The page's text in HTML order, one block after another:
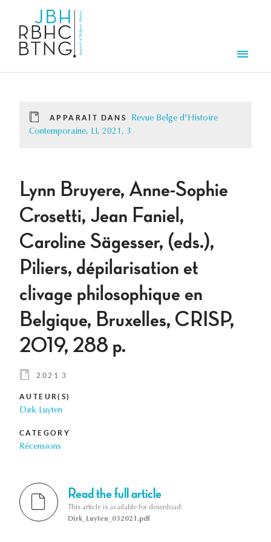
APPARAÎT DANS
Revue Belge d'Histoire
Contemporaine, LI, 2021, 3
Lynn Bruyere, Anne-Sophie
Crosetti, Jean Faniel,
Caroline Sägesser, (eds.),
Piliers, dépilarisation et
clivage philosophique en
Belgique, Bruxelles, CRISP,
2019, 288 p.
2021 3
AUTEUR(S)
Dirk Luyten
CATEGORY
Récensions
Read the full article
This article is available for download:
Dirk_Luyten_032021.pdf